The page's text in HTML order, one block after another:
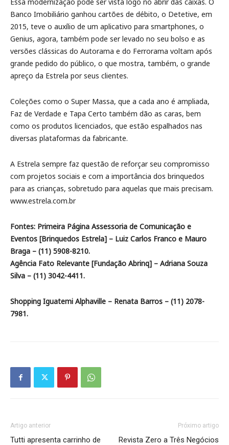
Banco Imobiliário ganhou cartões de débito, o Detetive, em
2015, teve o auxílio de um aplicativo para smartphones, o
Genius, agora, também pode ser levado no seu bolso e as
versões clássicas do Autorama e do Ferrorama voltam após
grande pedido do público, o que mostra, também, o grande
apreço da Estrela por seus clientes.
Coleções como o Super Massa, que a cada ano é ampliada,
Faz de Verdade e Tapa Certo também dão as caras, bem
como os produtos licenciados, que estão espalhados nas
diversas plataformas da fabricante.
A Estrela sempre faz questão de reforçar seu compromisso
com projetos sociais e com a importância dos brinquedos
para as crianças, sobretudo para aquelas que mais precisam.
www.estrela.com.br
Fontes: Primeira Página Assessoria de Comunicação e
Eventos [Brinquedos Estrela] – Luiz Carlos Franco e Mauro
Braga – (11) 5908-8210.
Agência Fato Relevante [Fundação Abrinq] – Adriana Souza
Silva – (11) 3042-4411.
Shopping Iguatemi Alphaville – Renata Barros – (11) 2078-
7981.
Artigo anterior
Tutti apresenta carrinho de
Próximo artigo
Revista Zero a Três Negócios